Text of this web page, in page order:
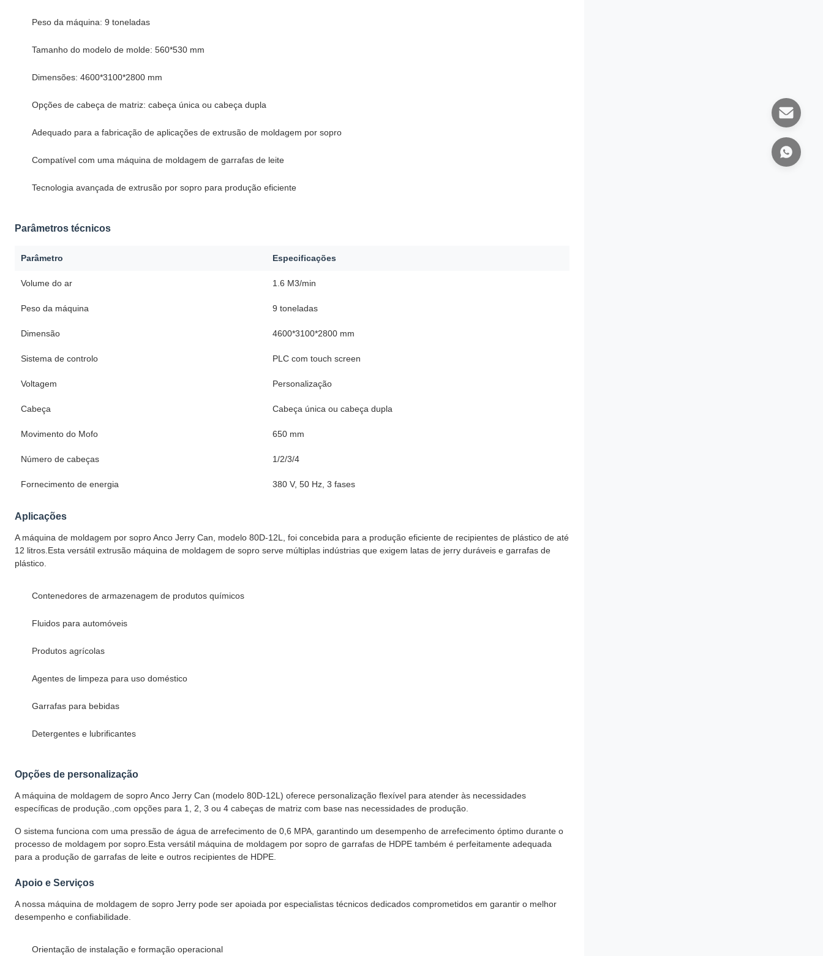
Peso da máquina: 9 toneladas
Tamanho do modelo de molde: 560*530 mm
Dimensões: 4600*3100*2800 mm
Opções de cabeça de matriz: cabeça única ou cabeça dupla
Adequado para a fabricação de aplicações de extrusão de moldagem por sopro
Compatível com uma máquina de moldagem de garrafas de leite
Tecnologia avançada de extrusão por sopro para produção eficiente
Parâmetros técnicos
Parâmetro Especificações
Volume do ar 1.6 M3/min
Peso da máquina 9 toneladas
Dimensão 4600*3100*2800 mm
Sistema de controlo PLC com touch screen
Voltagem Personalização
Cabeça Cabeça única ou cabeça dupla
Movimento do Mofo 650 mm
Número de cabeças 1/2/3/4
Fornecimento de energia 380 V, 50 Hz, 3 fases
Aplicações
A máquina de moldagem por sopro Anco Jerry Can, modelo 80D-12L, foi concebida para a produção eficiente de recipientes de plástico de até
12 litros.Esta versátil extrusão máquina de moldagem de sopro serve múltiplas indústrias que exigem latas de jerry duráveis e garrafas de
plástico.
Contenedores de armazenagem de produtos químicos
Fluidos para automóveis
Produtos agrícolas
Agentes de limpeza para uso doméstico
Garrafas para bebidas
Detergentes e lubrificantes
Opções de personalização
A máquina de moldagem de sopro Anco Jerry Can (modelo 80D-12L) oferece personalização flexível para atender às necessidades
específicas de produção.,com opções para 1, 2, 3 ou 4 cabeças de matriz com base nas necessidades de produção.
O sistema funciona com uma pressão de água de arrefecimento de 0,6 MPA, garantindo um desempenho de arrefecimento óptimo durante o
processo de moldagem por sopro.Esta versátil máquina de moldagem por sopro de garrafas de HDPE também é perfeitamente adequada
para a produção de garrafas de leite e outros recipientes de HDPE.
Apoio e Serviços
A nossa máquina de moldagem de sopro Jerry pode ser apoiada por especialistas técnicos dedicados comprometidos em garantir o melhor
desempenho e confiabilidade.
Orientação de instalação e formação operacional